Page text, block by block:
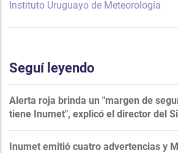
Instituto Uruguayo de Meteorología
Seguí leyendo
Alerta roja brinda un "margen de
tiene Inumet", explicó el director del
Inumet emitió cuatro advertencias y